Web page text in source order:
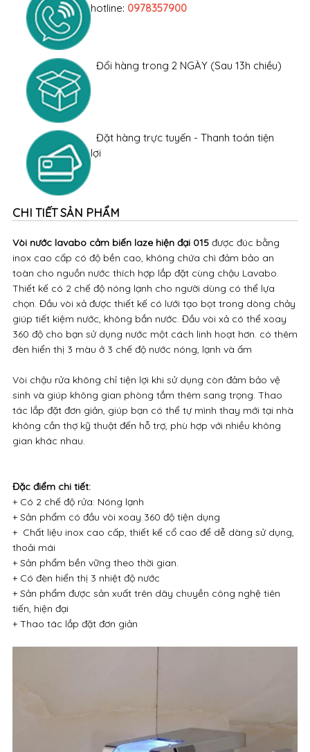
hotline: 0978357900
Đổi hàng trong 2 NGÀY (Sau 13h chiều)
Đặt hàng trực tuyến - Thanh toán tiện
lợi
CHI TIẾT SẢN PHẨM
Vòi nước lavabo cảm biến laze hiện đại 015được đúc bằng
inox cao cấp có độ bền cao, không chứa chì đảm bảo an
toàn cho nguồn nước thích hợp lắp đặt cùng chậu Lavabo.
Thiết kế có 2 chế độ nóng lạnh cho người dùng có thể lựa
chọn. Đầu vòi xả được thiết kế có lưới tạo bọt trong dòng chảy
giúp tiết kiệm nước, không bắn nước. Đầu vòi xả có thể xoay
360 độ cho bạn sử dụng nước một cách linh hoạt hơn. có thêm
đèn hiển thị 3 màu ở 3 chế độ nước nóng, lạnh và ấm
Vòi chậu rửa không chỉ tiện lợi khi sử dụng còn đảm bảo vệ
sinh và giúp không gian phòng tắm thêm sang trọng. Thao
tác lắp đặt đơn giản, giúp bạn có thể tự mình thay mới tại nhà
không cần thợ kỹ thuật đến hỗ trợ, phù hợp với nhiều không
gian khác nhau.
Đặc điểm chi tiết:
+ Có 2 chế độ rửa: Nóng lạnh
+ Sản phẩm có đầu vòi xoay 360 độ tiện dụng
+ Chất liệu inox cao cấp, thiết kế cổ cao để dễ dàng sử dụng,
thoải mái
+ Sản phẩm bền vững theo thời gian.
+ Có đèn hiển thị 3 nhiệt độ nước
+ Sản phẩm được sản xuất trên dây chuyền công nghệ tiên
tiến, hiện đại
+ Thao tác lắp đặt đơn giản